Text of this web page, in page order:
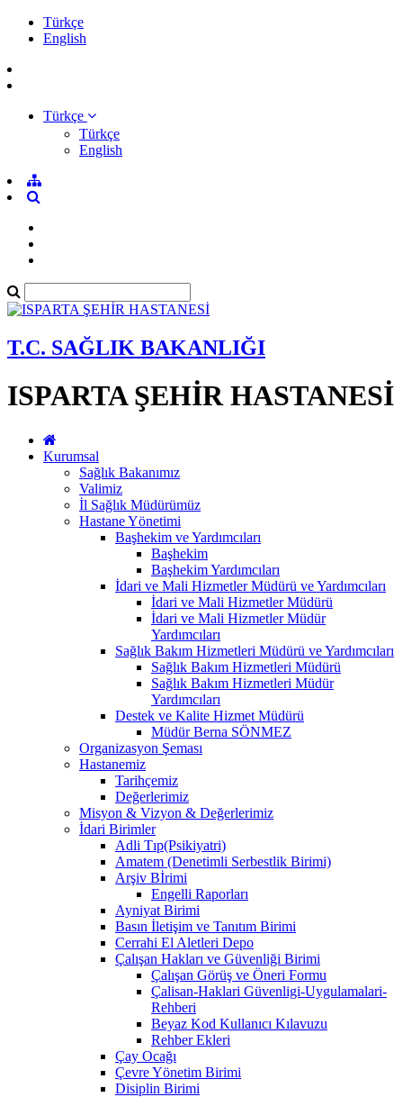
Türkçe
English
Türkçe
Türkçe
English
T.C. SAĞLIK BAKANLIĞI
ISPARTA ŞEHİR HASTANESİ
Kurumsal
Sağlık Bakanımız
Valimiz
İl Sağlık Müdürümüz
Hastane Yönetimi
Başhekim ve Yardımcıları
Başhekim
Başhekim Yardımcıları
İdari ve Mali Hizmetler Müdürü ve Yardımcıları
İdari ve Mali Hizmetler Müdürü
İdari ve Mali Hizmetler Müdür
Yardımcıları
Sağlık Bakım Hizmetleri Müdürü ve Yardımcıları
Sağlık Bakım Hizmetleri Müdürü
Sağlık Bakım Hizmetleri Müdür
Yardımcıları
Destek ve Kalite Hizmet Müdürü
Müdür Berna SÖNMEZ
Organizasyon Şeması
Hastanemiz
Tarihçemiz
Değerlerimiz
Misyon & Vizyon & Değerlerimiz
İdari Birimler
Adli Tıp(Psikiyatri)
Amatem (Denetimli Serbestlik Birimi)
Arşiv Bİrimi
Engelli Raporları
Ayniyat Birimi
Basın İletişim ve Tanıtım Birimi
Cerrahi El Aletleri Depo
Çalışan Hakları ve Güvenliği Birimi
Çalışan Görüş ve Öneri Formu
Çalisan-Haklari Güvenligi-Uygulamalari-
Rehberi
Beyaz Kod Kullanıcı Kılavuzu
Rehber Ekleri
Çay Ocağı
Çevre Yönetim Birimi
Disiplin Birimi